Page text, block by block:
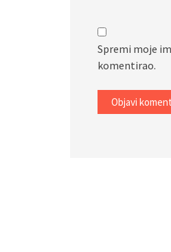
Spremi moje
komentirao.